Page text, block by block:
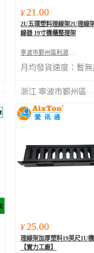
¥ 21.00
2U五環塑料理線架2U理線
線器 19寸機櫃整理架
寧波市鄞州區利源電子有限公司
月均發貨速度： 暫
浙江 寧波市鄞州區
¥ 25.00
理線架加厚塑料19英尺1U
【實力工廠】